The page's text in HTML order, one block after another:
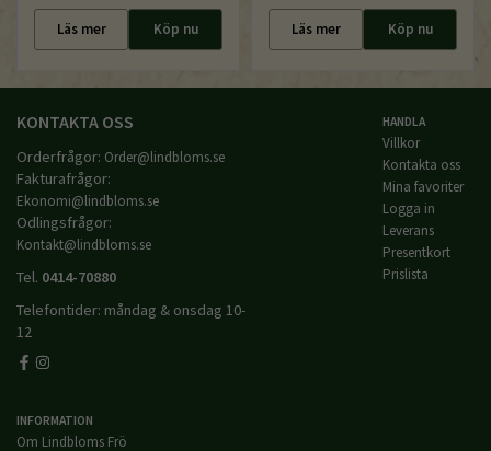
Läs mer Köp nu Läs mer Köp nu
KONTAKTA OSS
Orderfrågor: Order@lindbloms.se
Fakturafrågor:
Ekonomi@lindbloms.se
Odlingsfrågor:
Kontakt@lindbloms.se
Tel. 0414-70880
Telefontider: måndag & onsdag 10-
12
HANDLA
Villkor
Kontakta oss
Mina favoriter
Logga in
Leverans
Presentkort
Prislista
INFORMATION
Om Lindbloms Frö